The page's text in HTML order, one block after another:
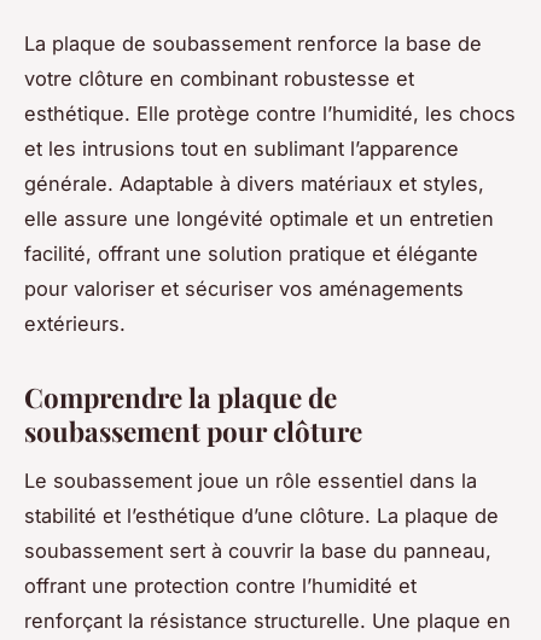
La plaque de soubassement renforce la base de
votre clôture en combinant robustesse et
esthétique. Elle protège contre l’humidité, les chocs
et les intrusions tout en sublimant l’apparence
générale. Adaptable à divers matériaux et styles,
elle assure une longévité optimale et un entretien
facilité, offrant une solution pratique et élégante
pour valoriser et sécuriser vos aménagements
extérieurs.
Comprendre la plaque de
soubassement pour clôture
Le soubassement joue un rôle essentiel dans la
stabilité et l’esthétique d’une clôture. La plaque de
soubassement sert à couvrir la base du panneau,
offrant une protection contre l’humidité et
renforçant la résistance structurelle. Une plaque en